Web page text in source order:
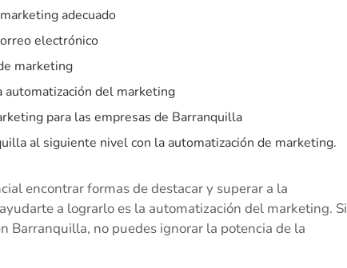
adecuado
electrónico
marketing
del marketing
para las empresas de Barranquilla
al siguiente nivel con la automatización de marketing.
encontrar formas de destacar y superar a la
a lograrlo es la automatización del marketing. Si
Barranquilla, no puedes ignorar la potencia de la